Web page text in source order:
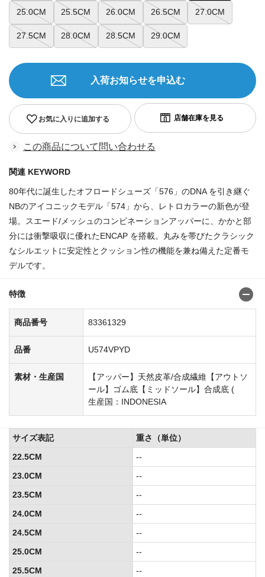
25.0CM 25.5CM 26.0CM 26.5CM 27.0CM
27.5CM 28.0CM 28.5CM 29.0CM
お気に入りに追加する
入荷お知らせを申込む
この商品について問い合わせる
関連 KEYWORD
80年代に誕生したオフロードシューズ「576」のDNA を引き継ぐ
NBのアイコニックモデル「574」から、レトロカラーの新色が登
場。スエード/メッシュのコンビネーションアッパーに、かかと部
分には衝撃吸収に優れたENCAP を搭載。丸みを帯びたクラシック
なシルエットに安定性とクッション性の機能を兼ね備えた定番モ
デルです。
特徴
商品番号 83361329
品番 U574VPYD
素材・生産国
【アッパー】天然皮革/合成繊維【アウトソ
ール】ゴム底【ミッドソール】合成底 (
生産国：INDONESIA
サイズ表記
重さ（単位）
22.5CM
--
23.0CM
--
23.5CM
--
24.0CM
--
24.5CM
--
25.0CM
--
25.5CM
--